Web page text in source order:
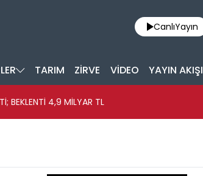
CanlıYayın
TARIM ZİRVE VİDEO YAYIN AKIŞI
BEKLENTİ 4,9 MİLYAR TL